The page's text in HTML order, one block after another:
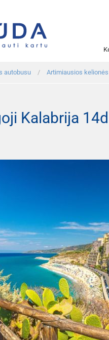
autobusu Artimiausios
Kalabrija